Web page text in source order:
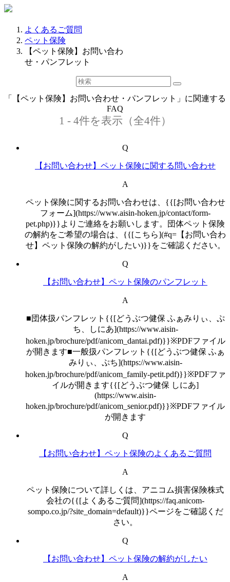
よくあるご質問
ペット保険
【ペット保険】お問い合わ
せ・パンフレット
「【ペット保険】お問い合わせ・パンフレット」に関連する
FAQ
1 - 4件を表示（全4件）
Q
【お問い合わせ】ペット保険に関する問い合わせ
A
ペット保険に関するお問い合わせは、{{[お問い合わせ
フォーム](https://www.aisin-hoken.jp/contact/form-
pet.php)}}よりご連絡をお願いします。団体ペット保険
の解約をご希望の場合は、{{[こちら](#q=【お問い合わ
せ】ペット保険の解約がしたい)}}をご確認ください。
Q
【お問い合わせ】ペット保険のパンフレット
A
■団体扱パンフレット{{[どうぶつ健保 ふぁみりぃ、ぷ
ち、しにあ](https://www.aisin-
hoken.jp/brochure/pdf/anicom_dantai.pdf)}}※PDFファイル
が開きます■一般扱パンフレット{{[どうぶつ健保 ふぁ
みりぃ、ぷち](https://www.aisin-
hoken.jp/brochure/pdf/anicom_family-petit.pdf)}}※PDFファ
イルが開きます{{[どうぶつ健保 しにあ]
(https://www.aisin-
hoken.jp/brochure/pdf/anicom_senior.pdf)}}※PDFファイル
が開きます
Q
【お問い合わせ】ペット保険のよくあるご質問
A
ペット保険について詳しくは、アニコム損害保険株式
会社の{{[よくあるご質問](https://faq.anicom-
sompo.co.jp/?site_domain=default)}}ページをご確認くだ
さい。
Q
【お問い合わせ】ペット保険の解約がしたい
A